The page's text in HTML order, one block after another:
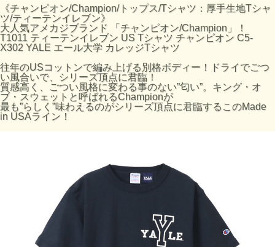
サイズの目安
サイズ 身丈 (cm) 身幅 (cm) 肩幅 (cm) 袖丈 (cm)
身長の目
安 (cm)
43
M
67 53 48
L
70 58 53 22
175-185
XL
72 63.5 58 23.5 175-185
生地の厚さ：厚手Tシャツ
特徴：糸から縫製までアメリカ製に拘った、MADE IN U.S.A
ガーメントウォッシュ加工
《チャンピオン/Champion/トップス/Tシャツ：厚手生地Tシャ
ツ/ティーテンイレブン》
大人気アメカジブランド 「チャンピオン/Champion」！
T1011 ティーテンイレブン US Tシャツ チャンピオン C5-
X302 YALE エール大学 カレッジTシャツ
往年のUSコットンで編み上げる別格ボディー！ドライでごつ
い風合いで、シリーズ頂点に君臨！
質感高く、ごつい風格に変わる事のない”匂い”。キング・オ
ブ・スウェットと呼ばれるChampionが
最も”らしく”味わえるのがシリーズ頂点に君臨するこのMade
in USAライン！